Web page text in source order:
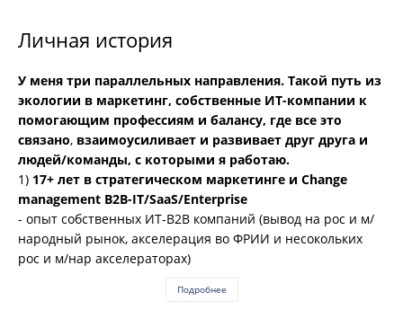
Личная история
У меня три параллельных направления. Такой путь из
экологии в маркетинг, собственные ИТ-компании к
помогающим профессиям и балансу, где все это
связано, взаимоусиливает и развивает друг друга и
людей/команды, с которыми я работаю.
1) 17+ лет в стратегическом маркетинге и Change
management B2B-IT/SaaS/Enterprise
- опыт собственных ИТ-B2B компаний (вывод на рос и м/
народный рынок, акселерация во ФРИИ и несокольких
рос и м/нар акселераторах)
Подробнее